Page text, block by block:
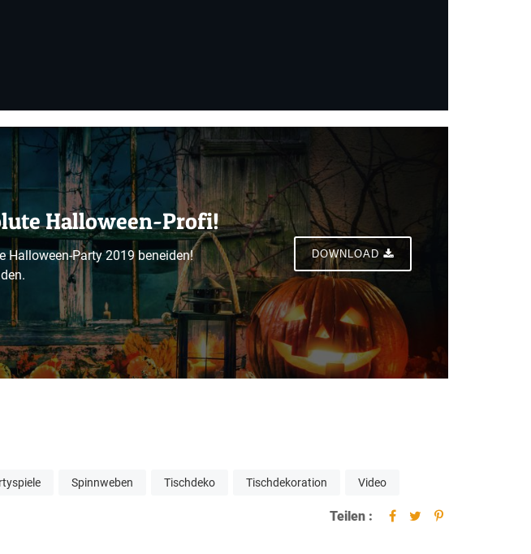
Halloween-Profi!
Halloween-Party 2019 beneiden!
DOWNLOAD
Spinnweben Tischdeko Tischdekoration Video
Teilen :